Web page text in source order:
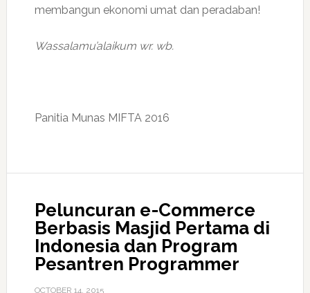
membangun ekonomi umat dan peradaban!
Wassalamu’alaikum wr. wb.
Panitia Munas MIFTA 2016
Peluncuran e-Commerce
Berbasis Masjid Pertama di
Indonesia dan Program
Pesantren Programmer
OCTOBER 14, 2015